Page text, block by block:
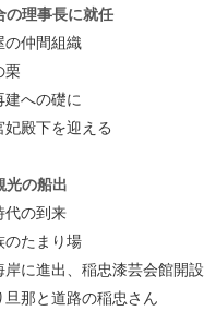
理事長に就任
仲間組織
への礎に
殿下を迎える
の船出
の到来
たまり場
に進出、稲忠漆芸会館開設
那と道路の稲忠さん